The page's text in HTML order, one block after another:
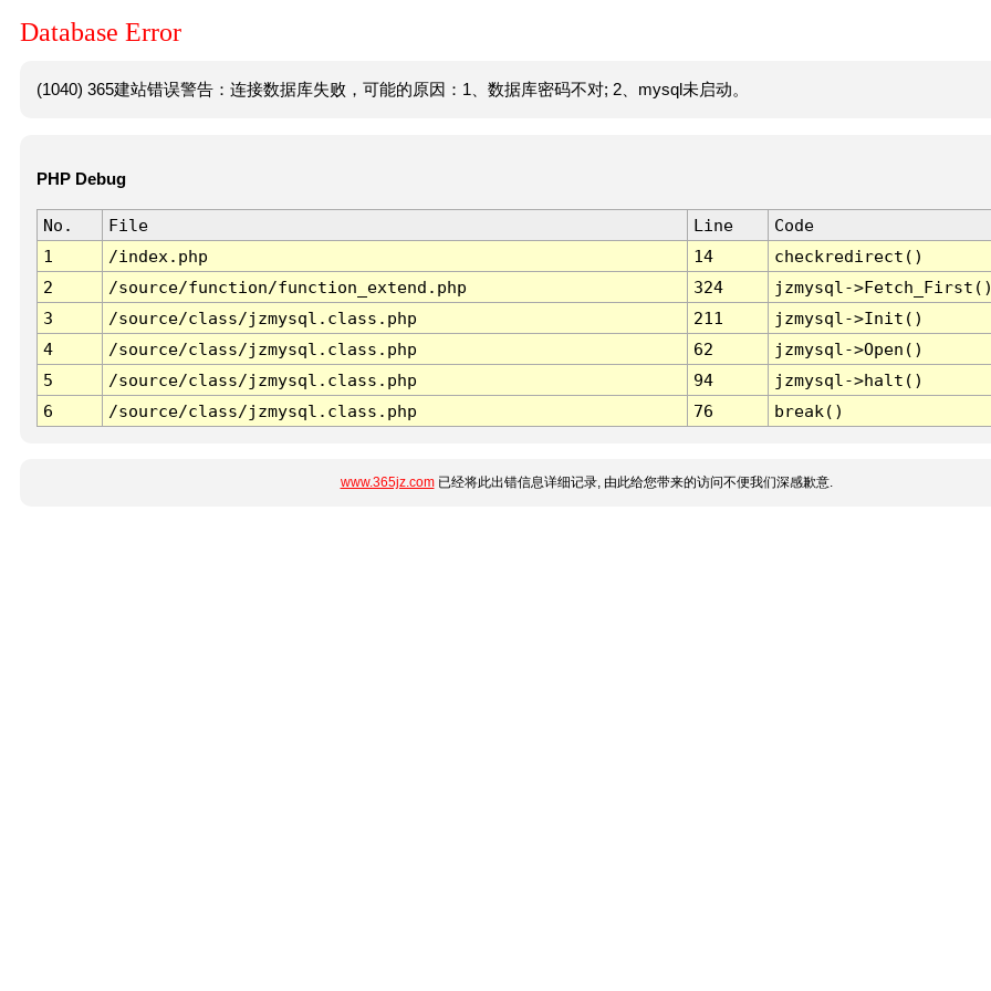
Database Error
(1040) 365建站错误警告：连接数据库失败，可能的原因：1、数据库密码不对; 2、mysql未启动。
PHP Debug
No. File Line
Code
1
/index.php 14
checkredirect()
2
/source/function/function_extend.php 324
jzmysql-
3
/source/class/jzmysql.class.php 211
jzmysql->Init()
4
/source/class/jzmysql.class.php 62
jzmysql->Open()
5
/source/class/jzmysql.class.php 94
jzmysql->halt()
6
/source/class/jzmysql.class.php 76 break()
www.365jz.com已经将此出错信息详细记录, 由此给您带来的访问不便我们深感歉意.